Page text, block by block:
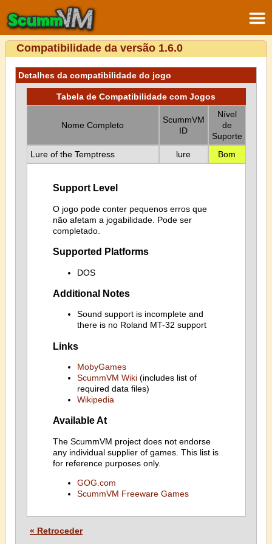
Compatibilidade da versão 1.6.0
Detalhes da compatibilidade do jogo
Tabela de Compatibilidade com Jogos
Nome Completo
ScummVM
ID
Nível
de
Suporte
Lure of the Temptress
lure Bom
Support Level
O jogo pode conter pequenos erros que
não afetam a jogabilidade. Pode ser
completado.
Supported Platforms
DOS
Additional Notes
Sound support is incomplete and
there is no Roland MT-32 support
Links
MobyGames
ScummVM Wiki(includes list of
required data files)
Wikipedia
Available At
The ScummVM project does not endorse
any individual supplier of games. This list is
for reference purposes only.
GOG.com
ScummVM Freeware Games
« Retroceder